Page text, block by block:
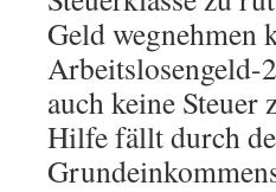
Geld wegnehmen
Arbeitslosengeld-
auch keine
Hilfe fällt durch